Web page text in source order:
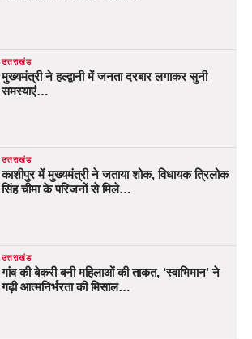
उत्तराखंड
मुख्यमंत्री ने हल्द्वानी में जनता दरबार लगाकर सुनी
समस्याएं…
उत्तराखंड
काशीपुर में मुख्यमंत्री ने जताया शोक, विधायक त्रिलोक
सिंह चीमा के परिजनों से मिले…
उत्तराखंड
गांव की बेकरी बनी महिलाओं की ताकत, ‘स्वाभिमान’ ने
गढ़ी आत्मनिर्भरता की मिसाल…